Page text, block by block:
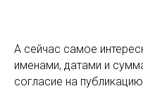
А сейчас самое
именами, датами и
согласие на